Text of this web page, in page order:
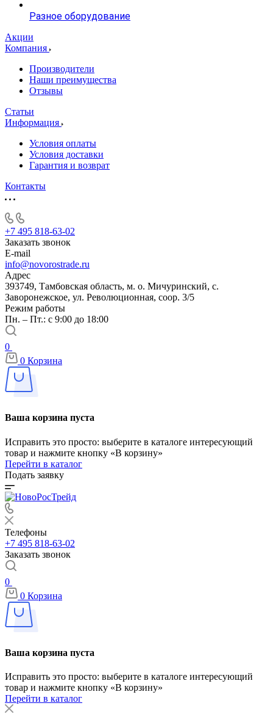
Разное оборудование
Акции
Компания
Производители
Наши преимущества
Отзывы
Статьи
Информация
Условия оплаты
Условия доставки
Гарантия и возврат
Контакты
+7 495 818-63-02
Заказать звонок
E-mail
info@novorostrade.ru
Адрес
393749, Тамбовская область, м. о. Мичуринский, с.
Заворонежское, ул. Революционная, соор. 3/5
Режим работы
Пн. – Пт.: с 9:00 до 18:00
0
0 Корзина
Ваша корзина пуста
Исправить это просто: выберите в каталоге интересующий
товар и нажмите кнопку «В корзину»
Перейти в каталог
Подать заявку
Телефоны
+7 495 818-63-02
Заказать звонок
0
0 Корзина
Ваша корзина пуста
Исправить это просто: выберите в каталоге интересующий
товар и нажмите кнопку «В корзину»
Перейти в каталог